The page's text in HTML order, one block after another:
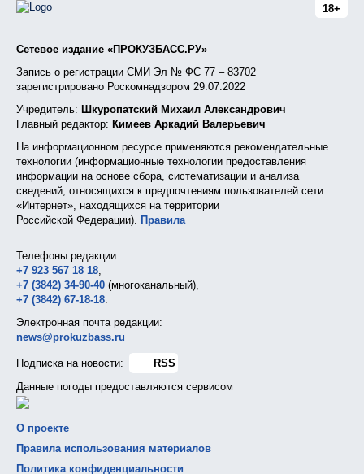
18+
Сетевое издание «ПРОКУЗБАСС.РУ»
Запись о регистрации СМИ Эл № ФС 77 – 83702
зарегистрировано Роскомнадзором 29.07.2022
Учредитель: Шкуропатский Михаил Александрович
Главный редактор: Кимеев Аркадий Валерьевич
На информационном ресурсе применяются рекомендательные
технологии (информационные технологии предоставления
информации на основе сбора, систематизации и анализа
сведений, относящихся к предпочтениям пользователей сети
«Интернет», находящихся на территории
Российской Федерации). Правила
Телефоны редакции:
+7 923 567 18 18,
+7 (3842) 34-90-40 (многоканальный),
+7 (3842) 67-18-18.
Электронная почта редакции:
news@prokuzbass.ru
Подписка на новости:
RSS
Данные погоды предоставляются сервисом
О проекте
Правила использования материалов
Политика конфиденциальности